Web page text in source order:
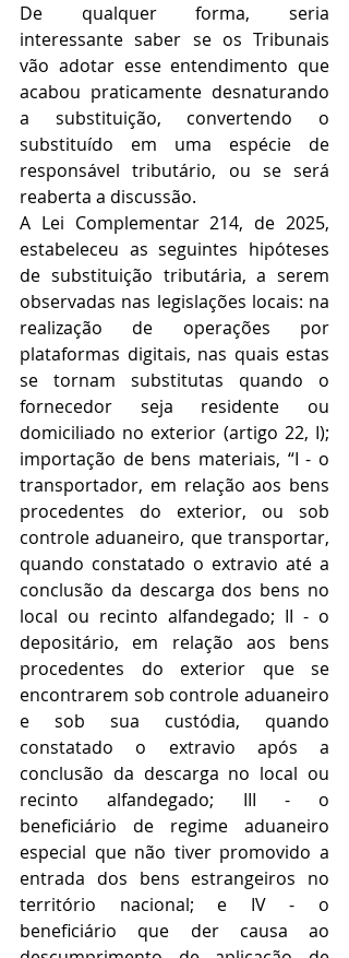
De qualquer forma, seria
interessante saber se os Tribunais
vão adotar esse entendimento que
acabou praticamente desnaturando
a substituição, convertendo o
substituído em uma espécie de
responsável tributário, ou se será
reaberta a discussão.
A Lei Complementar 214, de 2025,
estabeleceu as seguintes hipóteses
de substituição tributária, a serem
observadas nas legislações locais: na
realização de operações por
plataformas digitais, nas quais estas
se tornam substitutas quando o
fornecedor seja residente ou
domiciliado no exterior (artigo 22, I);
importação de bens materiais, “I - o
transportador, em relação aos bens
procedentes do exterior, ou sob
controle aduaneiro, que transportar,
quando constatado o extravio até a
conclusão da descarga dos bens no
local ou recinto alfandegado; II - o
depositário, em relação aos bens
procedentes do exterior que se
encontrarem sob controle aduaneiro
e sob sua custódia, quando
constatado o extravio após a
conclusão da descarga no local ou
recinto alfandegado; III - o
beneficiário de regime aduaneiro
especial que não tiver promovido a
entrada dos bens estrangeiros no
território nacional; e IV - o
beneficiário que der causa ao